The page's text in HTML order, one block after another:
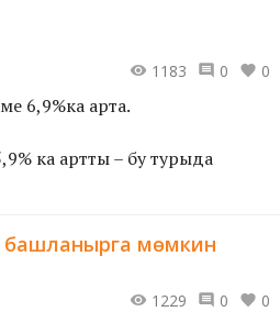
1183 0 0
6,9%ка арта.
ка артты – бу турыда
башланырга мөмкин
1229 0 0